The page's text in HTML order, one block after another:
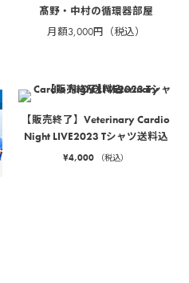
髙野・中村の循環器部屋
月額3,000円（税込）
【販売終了】Veterinary Cardio
Night LIVE2023 Tシャツ送料込
¥4,000 （税込）